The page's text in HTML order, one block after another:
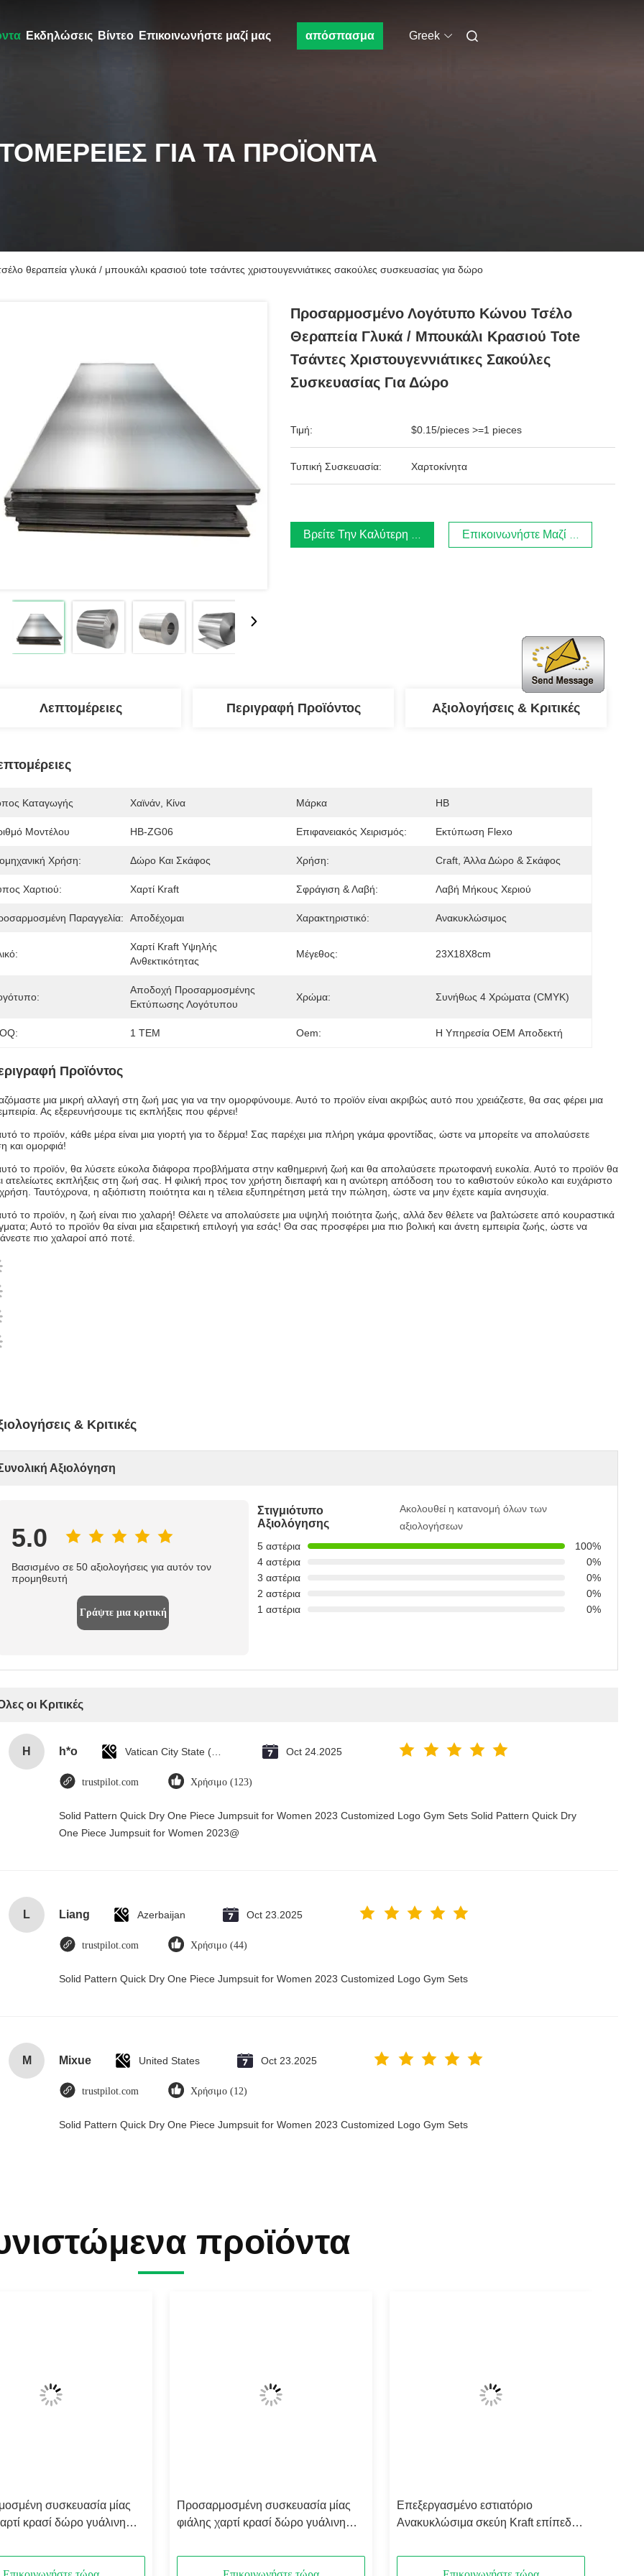
Εκδηλώσεις Βίντεο Επικοινωνήστε μαζί μας απόσπασμα Greek
ΓΙΑ ΤΑ ΠΡΟΪΌΝΤΑ
θεραπεία γλυκά / μπουκάλι κρασιού tote τσάντες χριστουγεννιάτικες σακούλες συσκευασίας για δώρο
Προσαρμοσμένο Λογότυπο Κώνου Τσέλο
Θεραπεία Γλυκά / Μπουκάλι Κρασιού Tote
Τσάντες Χριστουγεννιάτικες Σακούλες
Συσκευασίας Για Δώρο
Τιμή: $0.15/pieces >=1 pieces
Τυπική Συσκευασία: Χαρτοκίνητα
Βρείτε Την Καλύτερη Τιμή Επικοινωνήστε Μαζί Μας
Λεπτομέρειες Περιγραφή Προϊόντος Αξιολογήσεις & Κριτικές
Καταγωγής Χαϊνάν, Κίνα Μάρκα HB
Μοντέλου HB-ZG06 Επιφανειακός Χειρισμός: Εκτύπωση Flexo
Χρήση: Δώρο Και Σκάφος Χρήση: Craft, Άλλα Δώρο & Σκάφος
Χαρτιού: Χαρτί Kraft Σφράγιση & Λαβή: Λαβή Μήκους Χεριού
Παραγγελία: Αποδέχομαι Χαρακτηριστικό: Ανακυκλώσιμος
Χαρτί Kraft Υψηλής
Ανθεκτικότητας
Μέγεθος: 23X18X8cm
Αποδοχή Προσαρμοσμένης
Εκτύπωσης Λογότυπου
Χρώμα: Συνήθως 4 Χρώματα (CMYK)
1 ΤΕΜ Oem: Η Υπηρεσία OEM Αποδεκτή
Προϊόντος
μια μικρή αλλαγή στη ζωή μας για να την ομορφύνουμε. Αυτό το προϊόν είναι ακριβώς αυτό που χρειάζεστε, θα σας φέρει μια
Ας εξερευνήσουμε τις εκπλήξεις που φέρνει!
το προϊόν, κάθε μέρα είναι μια γιορτή για το δέρμα! Σας παρέχει μια πλήρη γκάμα φροντίδας, ώστε να μπορείτε να απολαύσετε
και ομορφιά!
το προϊόν, θα λύσετε εύκολα διάφορα προβλήματα στην καθημερινή ζωή και θα απολαύσετε πρωτοφανή ευκολία. Αυτό το προϊόν θα
ατελείωτες εκπλήξεις στη ζωή σας. Η φιλική προς τον χρήστη διεπαφή και η ανώτερη απόδοση του το καθιστούν εύκολο και ευχάριστο
Ταυτόχρονα, η αξιόπιστη ποιότητα και η τέλεια εξυπηρέτηση μετά την πώληση, ώστε να μην έχετε καμία ανησυχία.
το προϊόν, η ζωή είναι πιο χαλαρή! Θέλετε να απολαύσετε μια υψηλή ποιότητα ζωής, αλλά δεν θέλετε να βαλτώσετε από κουραστικά
Αυτό το προϊόν θα είναι μια εξαιρετική επιλογή για εσάς! Θα σας προσφέρει μια πιο βολική και άνετη εμπειρία ζωής, ώστε να
πιο χαλαροί από ποτέ.
& Κριτικές
Αξιολόγηση
5.0
Βασισμένο σε 50 αξιολογήσεις για αυτόν τον
προμηθευτή
Γράψτε μια κριτική
Στιγμιότυπο
Αξιολόγησης
Ακολουθεί η κατανομή όλων των
αξιολογήσεων
5 αστέρια
100%
4 αστέρια
0%
3 αστέρια
0%
2 αστέρια
0%
1 αστέρια
0%
οι Κριτικές
H h*o Oct 24.2025
trustpilot.com Χρήσιμο (123)
Solid Pattern Quick Dry One Piece Jumpsuit for Women 2023 Customized Logo Gym Sets Solid Pattern Quick Dry
One Piece Jumpsuit for Women 2023@
L Liang Azerbaijan Oct 23.2025
trustpilot.com Χρήσιμο (44)
Solid Pattern Quick Dry One Piece Jumpsuit for Women 2023 Customized Logo Gym Sets
M Mixue United States Oct 23.2025
trustpilot.com Χρήσιμο (12)
Solid Pattern Quick Dry One Piece Jumpsuit for Women 2023 Customized Logo Gym Sets
προϊόντα
συσκευασία μίας
κρασί δώρο γυάλινη
bags
Προσαρμοσμένη συσκευασία μίας
φιάλης χαρτί κρασί δώρο γυάλινη
tote carry bags
Επεξεργασμένο εστιατόριο
Ανακυκλώσιμα σκεύη Kraft επίπεδα
τρόφιμα Kraft τσάντα χαρτιού